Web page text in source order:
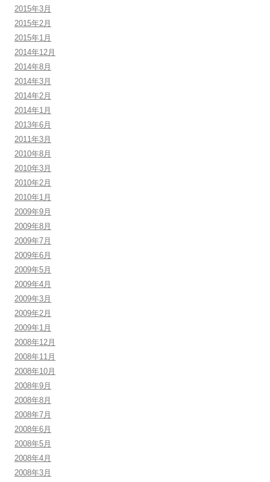
2015年3月
2015年2月
2015年1月
2014年12月
2014年8月
2014年3月
2014年2月
2014年1月
2013年6月
2011年3月
2010年8月
2010年3月
2010年2月
2010年1月
2009年9月
2009年8月
2009年7月
2009年6月
2009年5月
2009年4月
2009年3月
2009年2月
2009年1月
2008年12月
2008年11月
2008年10月
2008年9月
2008年8月
2008年7月
2008年6月
2008年5月
2008年4月
2008年3月